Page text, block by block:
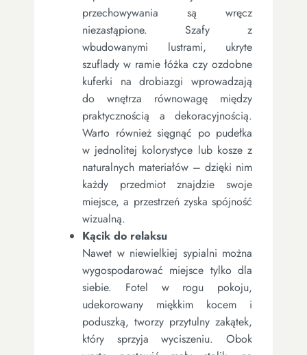
przechowywania są wręcz
niezastąpione. Szafy z
wbudowanymi lustrami, ukryte
szuflady w ramie łóżka czy ozdobne
kuferki na drobiazgi wprowadzają
do wnętrza równowagę między
praktycznością a dekoracyjnością.
Warto również sięgnąć po pudełka
w jednolitej kolorystyce lub kosze z
naturalnych materiałów – dzięki nim
każdy przedmiot znajdzie swoje
miejsce, a przestrzeń zyska spójność
wizualną.
Kącik do relaksu
Nawet w niewielkiej sypialni można
wygospodarować miejsce tylko dla
siebie. Fotel w rogu pokoju,
udekorowany miękkim kocem i
poduszką, tworzy przytulny zakątek,
który sprzyja wyciszeniu. Obok